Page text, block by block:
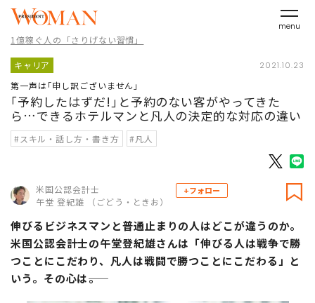
menu
1億稼ぐ人の「さりげない習慣」
キャリア 2021.10.23
第一声は｢申し訳ございません｣
｢予約したはずだ!｣と予約のない客がやってきた
ら…できるホテルマンと凡人の決定的な対応の違い
#スキル・話し方・書き方 #凡人
米国公認会計士
午堂 登紀雄 （ごどう・ときお）
+フォロー
伸びるビジネスマンと普通止まりの人はどこが違うのか。
米国公認会計士の午堂登紀雄さんは「伸びる人は戦争で勝
つことにこだわり、凡人は戦闘で勝つことにこだわる」と
いう。その心は――。